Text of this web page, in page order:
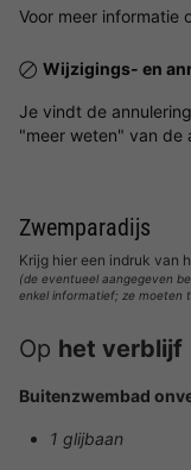
Voor meer informatie
Wijzigings- en
Je vindt de
"meer weten" van de
Zwemparadijs
Krijg hier een indruk van
(de eventueel aangegeven
enkel informatief; ze moeten
Op het verblijf
Buitenzwembad
1 glijbaan